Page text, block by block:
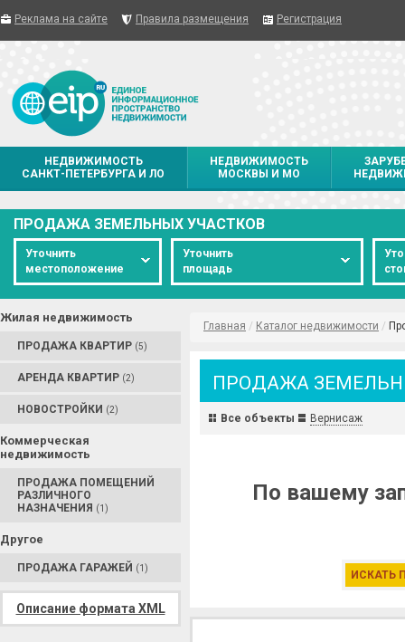
Реклама на сайте Правила размещения Регистрация
НЕДВИЖИМОСТЬ
САНКТ-ПЕТЕРБУРГА И ЛО
НЕДВИЖИМОСТЬ
МОСКВЫ И МО
ПРОДАЖА ЗЕМЕЛЬНЫХ УЧАСТКОВ
Уточнить
местоположение
Уточнить
площадь
Жилая недвижимость
ПРОДАЖА КВАРТИР (5)
АРЕНДА КВАРТИР (2)
НОВОСТРОЙКИ (2)
Коммерческая
недвижимость
ПРОДАЖА ПОМЕЩЕНИЙ
РАЗЛИЧНОГО
НАЗНАЧЕНИЯ (1)
Другое
ПРОДАЖА ГАРАЖЕЙ (1)
Описание формата XML
Главная / Каталог недвижимости /
ПРОДАЖА
Все объекты Вернисаж
По вашему
ИСКАТЬ